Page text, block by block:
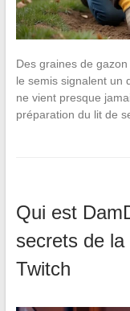
Des graines de
le semis signalent un
ne vient presque
préparation du lit de
Qui est
secrets de
Twitch